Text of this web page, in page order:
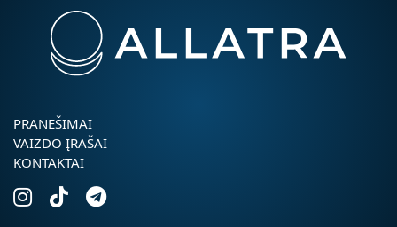
PRANEŠIMAI
VAIZDO ĮRAŠAI
KONTAKTAI